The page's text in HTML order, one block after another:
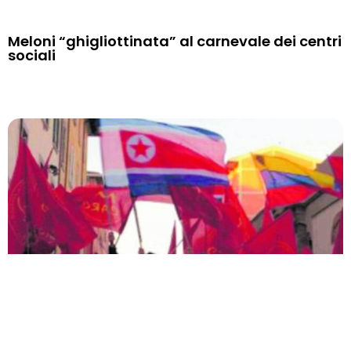
Meloni “ghigliottinata” al carnevale dei centri
sociali